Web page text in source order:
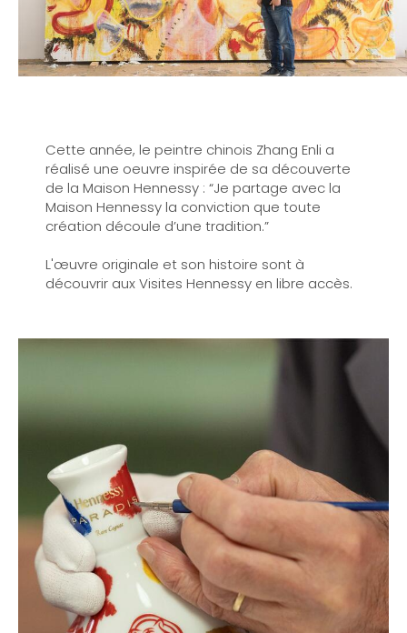
Cette année, le peintre chinois Zhang Enli a
réalisé une oeuvre inspirée de sa découverte
de la Maison Hennessy : “Je partage avec la
Maison Hennessy la conviction que toute
création découle d’une tradition.”
L'œuvre originale et son histoire sont à
découvrir aux Visites Hennessy en libre accès.